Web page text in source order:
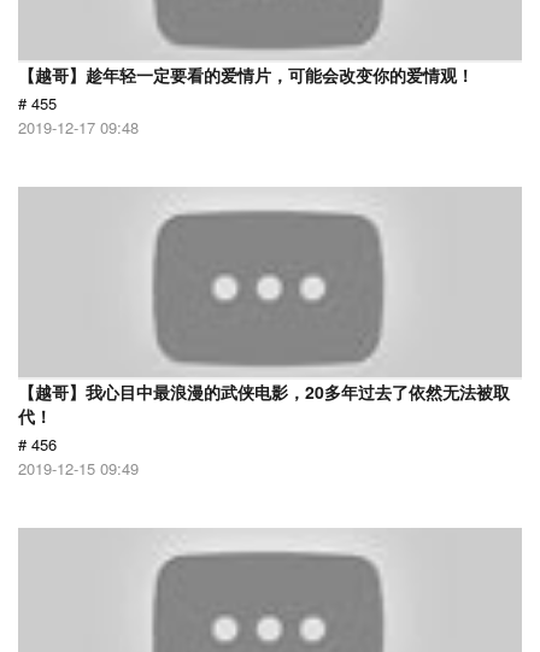
【越哥】趁年轻一定要看的爱情片，可能会改变你的爱情观！
# 455
2019-12-17 09:48
【越哥】我心目中最浪漫的武侠电影，20多年过去了依然无法被取
代！
# 456
2019-12-15 09:49